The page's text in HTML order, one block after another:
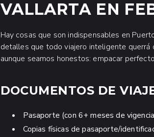
VALLARTA EN
Hay cosas que son indispensables en
detalles que todo viajero inteligente querrá
aunque seamos honestos: empacar
DOCUMENTOS DE
Pasaporte (con 6+ meses de
Copias físicas de pasaporte/